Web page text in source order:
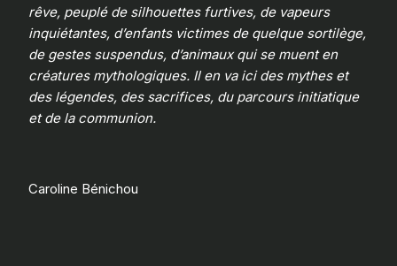
rêve, peuplé de silhouettes furtives, de vapeurs
inquiétantes, d’enfants victimes de quelque sortilège,
de gestes suspendus, d’animaux qui se muent en
créatures mythologiques. Il en va ici des mythes et
des légendes, des sacrifices, du parcours initiatique
et de la communion.
Caroline Bénichou